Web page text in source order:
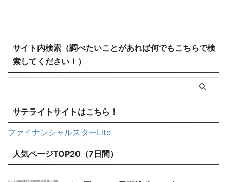
サイト内検索（調べたいことがあれば何でもこちらで検
索してください！）
サテライトサイトはこちら！
ファイナンシャルスターLite
人気ページTOP20（7日間）